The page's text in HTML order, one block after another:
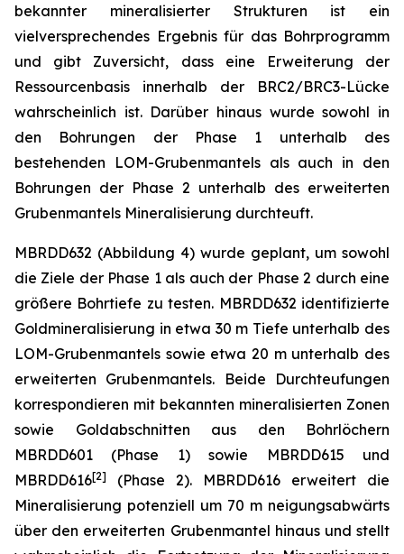
bekannter mineralisierter Strukturen ist ein
vielversprechendes Ergebnis für das Bohrprogramm
und gibt Zuversicht, dass eine Erweiterung der
Ressourcenbasis innerhalb der BRC2/BRC3-Lücke
wahrscheinlich ist. Darüber hinaus wurde sowohl in
den Bohrungen der Phase 1 unterhalb des
bestehenden LOM-Grubenmantels als auch in den
Bohrungen der Phase 2 unterhalb des erweiterten
Grubenmantels Mineralisierung durchteuft.
MBRDD632 (Abbildung 4) wurde geplant, um sowohl
die Ziele der Phase 1 als auch der Phase 2 durch eine
größere Bohrtiefe zu testen. MBRDD632 identifizierte
Goldmineralisierung in etwa 30 m Tiefe unterhalb des
LOM-Grubenmantels sowie etwa 20 m unterhalb des
erweiterten Grubenmantels. Beide Durchteufungen
korrespondieren mit bekannten mineralisierten Zonen
sowie Goldabschnitten aus den Bohrlöchern
MBRDD601 (Phase 1) sowie MBRDD615 und
MBRDD616[2]
(Phase 2). MBRDD616 erweitert die
Mineralisierung potenziell um 70 m neigungsabwärts
über den erweiterten Grubenmantel hinaus und stellt